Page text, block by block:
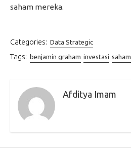
saham mereka.
Categories: Data Strategic
Tags: benjamin graham investasi saham
Afditya Imam